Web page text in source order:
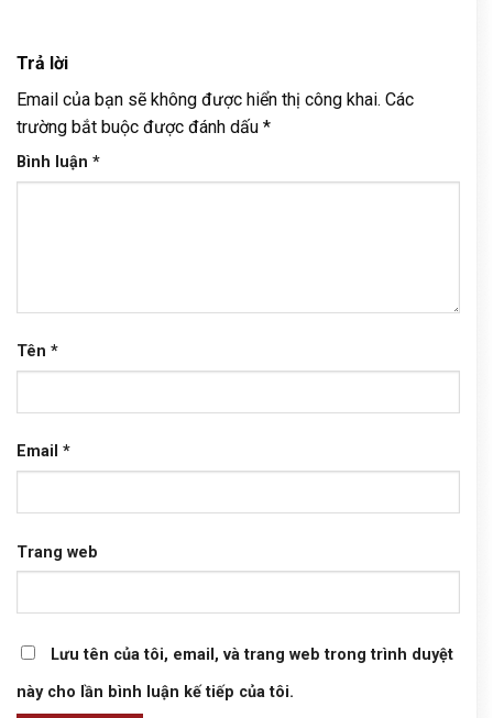
Trả lời
Email của bạn sẽ không được hiển thị công khai. Các
trường bắt buộc được đánh dấu *
Bình luận *
Tên *
Email *
Trang web
Lưu tên của tôi, email, và trang web trong trình duyệt
này cho lần bình luận kế tiếp của tôi.